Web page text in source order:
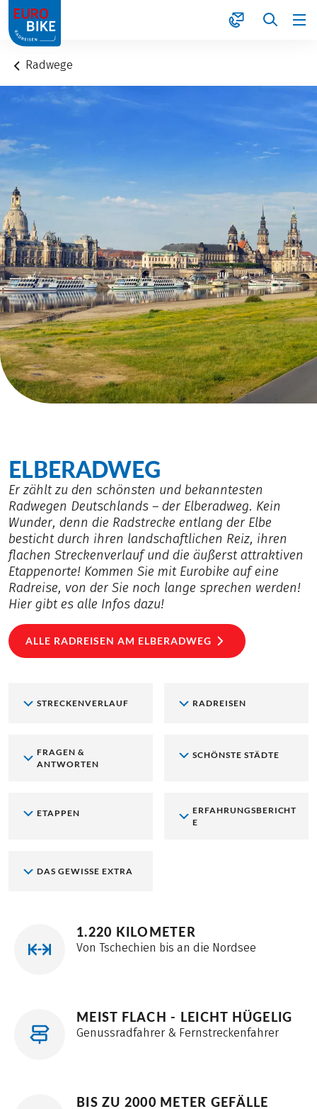
1
Radwege
ELBERADWEG
Er zählt zu den schönsten und bekanntesten
Radwegen Deutschlands – der Elberadweg. Kein
Wunder, denn die Radstrecke entlang der Elbe
besticht durch ihren landschaftlichen Reiz, ihren
flachen Streckenverlauf und die äußerst attraktiven
Etappenorte! Kommen Sie mit Eurobike auf eine
Radreise, von der Sie noch lange sprechen werden!
Hier gibt es alle Infos dazu!
ALLE RADREISEN AM ELBERADWEG
STRECKENVERLAUF RADREISEN
FRAGEN &
ANTWORTEN
SCHÖNSTE STÄDTE
ETAPPEN
ERFAHRUNGSBERICHT
E
DAS GEWISSE EXTRA
1.220 KILOMETER
Von Tschechien bis an die Nordsee
MEIST FLACH - LEICHT HÜGELIG
Genussradfahrer & Fernstreckenfahrer
BIS ZU 2000 METER GEFÄLLE